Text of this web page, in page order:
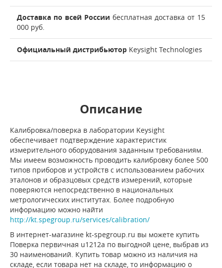
Доставка по всей России бесплатная доставка от 15
000 руб.
Официальный дистрибьютор Keysight Technologies
Описание
Калибровка/поверка в лаборатории Keysight
обеспечивает подтверждение характеристик
измерительного оборудования заданным требованиям.
Мы имеем возможность проводить калибровку более 500
типов приборов и устройств с использованием рабочих
эталонов и образцовых средств измерений, которые
поверяются непосредственно в национальных
метрологических институтах. Более подробную
информацию можно найти
http://kt.spegroup.ru/services/calibration/
В интернет-магазине kt-spegroup.ru вы можете купить
Поверка первичная u1212a по выгодной цене, выбрав из
30 наименований. Купить товар можно из наличия на
складе, если товара нет на складе, то информацию о